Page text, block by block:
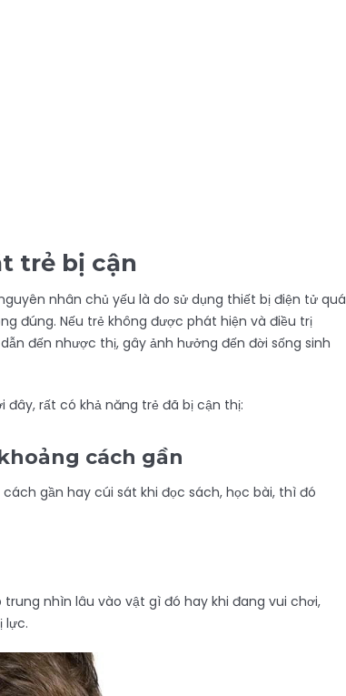
trẻ bị cận
nhân chủ yếu là do sử dụng thiết bị điện tử quá
đúng. Nếu trẻ không được phát hiện và điều trị
đến nhược thị, gây ảnh hưởng đến đời sống sinh
rất có khả năng trẻ đã bị cận thị:
cách gần
gần hay cúi sát khi đọc sách, học bài, thì đó
nhìn lâu vào vật gì đó hay khi đang vui chơi,
lực.